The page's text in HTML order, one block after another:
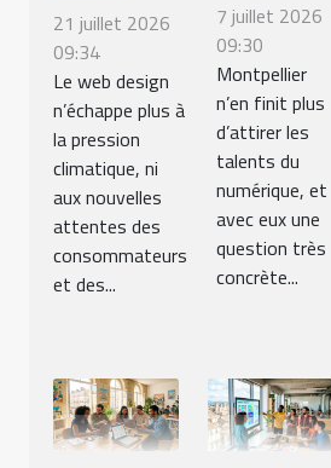
21 juillet 2026
09:34
Le web design
n’échappe plus à
la pression
climatique, ni
aux nouvelles
attentes des
consommateurs
et des...
7 juillet 2026
09:30
Montpellier
n’en finit plus
d’attirer les
talents du
numérique, et
avec eux une
question très
concrète...